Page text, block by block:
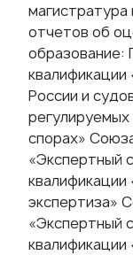
отчетов об
образование:
России и
спорах»
«Экспертный
экспертиза»
«Экспертный